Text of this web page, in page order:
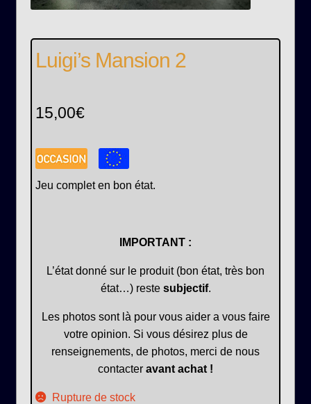
Luigi’s Mansion 2
15,00€
Jeu complet en bon état.
IMPORTANT :
L’état donné sur le produit (bon état, très bon
état…) reste subjectif.
Les photos sont là pour vous aider a vous faire
votre opinion. Si vous désirez plus de
renseignements, de photos, merci de nous
contacter avant achat !
Rupture de stock